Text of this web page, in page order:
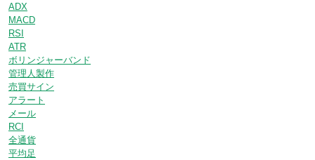
ADX
MACD
RSI
ATR
ボリンジャーバンド
管理人製作
売買サイン
アラート
メール
RCI
全通貨
平均足